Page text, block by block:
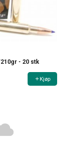
- 20 stk
Kjøp